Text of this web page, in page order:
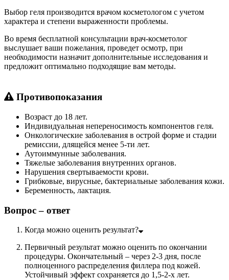
Выбор геля производится врачом косметологом с учетом
характера и степени выраженности проблемы.
Во время бесплатной консультации врач-косметолог
выслушает ваши пожелания, проведет осмотр, при
необходимости назначит дополнительные исследования и
предложит оптимально подходящие вам методы.
Противопоказания
Возраст до 18 лет.
Индивидуальная непереносимость компонентов геля.
Онкологические заболевания в острой форме и стадии
ремиссии, длящейся менее 5-ти лет.
Аутоиммунные заболевания.
Тяжелые заболевания внутренних органов.
Нарушения свертываемости крови.
Грибковые, вирусные, бактериальные заболевания кожи.
Беременность, лактация.
Вопрос – ответ
Когда можно оценить результат?
Первичный результат можно оценить по окончании
процедуры. Окончательный – через 2-3 дня, после
полноценного распределения филлера под кожей.
Устойчивый эффект сохраняется до 1,5-2-х лет.